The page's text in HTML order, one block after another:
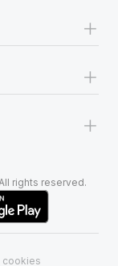
+
+
+
rights reserved.
cookies